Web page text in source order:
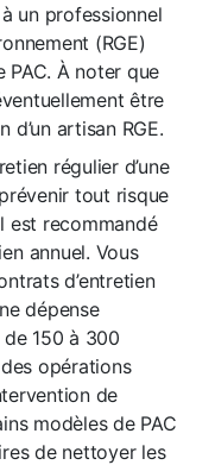
un professionnel
(RGE)
PAC. À noter que
être
d’un artisan RGE.
régulier d’une
tout risque
est recommandé
annuel. Vous
d’entretien
dépense
de 150 à 300
opérations
de
modèles de PAC
de nettoyer les